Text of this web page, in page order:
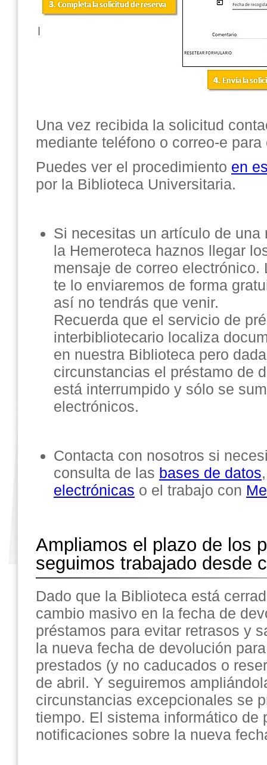
Una vez recibida la solicitud
mediante teléfono o correo-e
Puedes ver el procedimiento en
por la Biblioteca Universitaria.
Si necesitas un artículo de una
la Hemeroteca haznos llegar
mensaje de correo electrónico.
te lo enviaremos de forma
así no tendrás que venir.
Recuerda que el servicio de
interbibliotecario localiza
en nuestra Biblioteca pero
circunstancias el préstamo de
está interrumpido y sólo se
electrónicos.
Contacta con nosotros si
consulta de las bases de datos
electrónicas o el trabajo con
Ampliamos el plazo de los
seguimos trabajado desde
Dado que la Biblioteca está
cambio masivo en la fecha de
préstamos para evitar retrasos y
la nueva fecha de devolución
prestados (y no caducados o
de abril. Y seguiremos
circunstancias excepcionales se
tiempo. El sistema informático de
notificaciones sobre la nueva